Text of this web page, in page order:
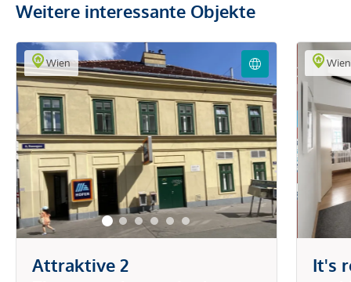
Weitere interessante Objekte
Wien
Attraktive 2
Wien
It's